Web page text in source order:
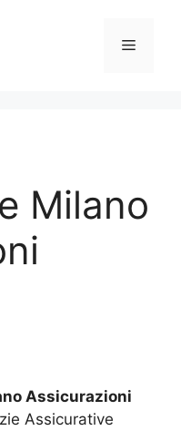
Menu
Milano
Assicurazioni
Assicurative